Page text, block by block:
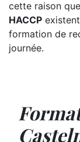
cette raison
HACCP
formation de
journée.